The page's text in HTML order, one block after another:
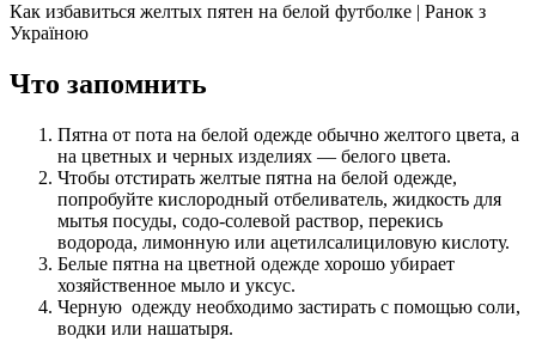
Как избавиться желтых пятен на белой футболке | Ранок з
Україною
Что запомнить
Пятна от пота на белой одежде обычно желтого цвета, а
на цветных и черных изделиях — белого цвета.
Чтобы отстирать желтые пятна на белой одежде,
попробуйте кислородный отбеливатель, жидкость для
мытья посуды, содо-солевой раствор, перекись
водорода, лимонную или ацетилсалициловую кислоту.
Белые пятна на цветной одежде хорошо убирает
хозяйственное мыло и уксус.
Черную одежду необходимо застирать с помощью соли,
водки или нашатыря.